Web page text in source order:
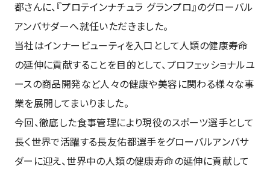
都さんに、『プロテインナチュラ グランプロ』のグローバル
アンバサダーへ就任いただきました。
当社はインナービューティを入口として人類の健康寿命
の延伸に貢献することを目的として、プロフェッショナルユ
ースの商品開発など人々の健康や美容に関わる様々な事
業を展開してまいりました。
今回、徹底した食事管理により現役のスポーツ選手として
長く世界で活躍する長友佑都選手をグローバルアンバサ
ダーに迎え、世界中の人類の健康寿命の延伸に貢献して